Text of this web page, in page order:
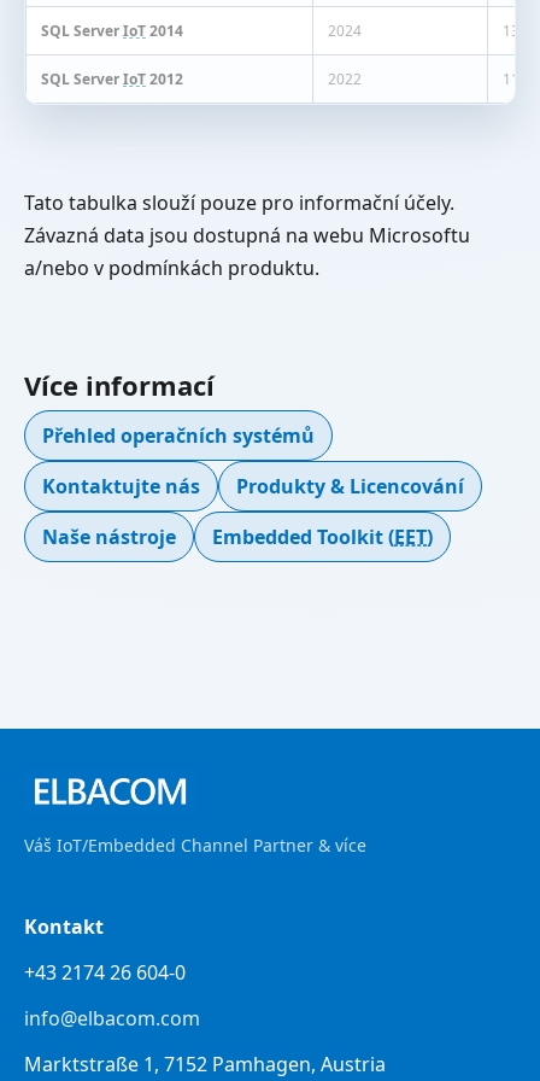
SQL ServerIoT2014 2024
SQL ServerIoT2012 2022
Tato tabulka slouží pouze pro informační účely.
Závazná data jsou dostupná na webu Microsoftu
a/nebo v podmínkách produktu.
Více informací
Přehled operačních systémů
Kontaktujte nás
Produkty & Licencování
Naše nástroje
Embedded Toolkit (EET)
Váš IoT/Embedded Channel Partner & více
Kontakt
+43 2174 26 604-0
info@elbacom.com
Marktstraße 1, 7152 Pamhagen, Austria